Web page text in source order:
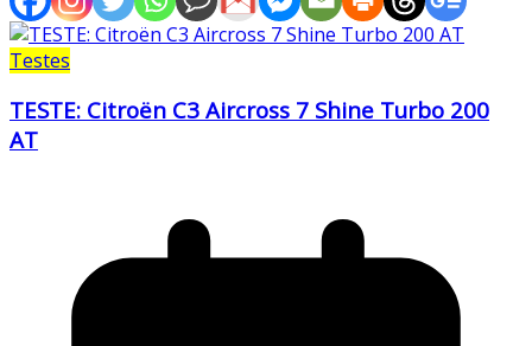
Testes
TESTE: Citroën C3 Aircross 7 Shine Turbo 200
AT